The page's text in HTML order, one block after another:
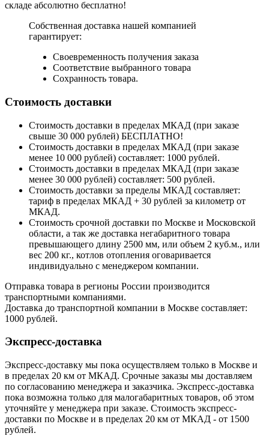
складе абсолютно бесплатно!
Собственная доставка нашей компанией
гарантирует:
Своевременность получения заказа
Соответствие выбранного товара
Сохранность товара.
Стоимость доставки
Стоимость доставки в пределах МКАД (при заказе
свыше 30 000 рублей) БЕСПЛАТНО!
Стоимость доставки в пределах МКАД (при заказе
менее 10 000 рублей) составляет: 1000 рублей.
Стоимость доставки в пределах МКАД (при заказе
менее 30 000 рублей) составляет: 500 рублей.
Стоимость доставки за пределы МКАД составляет:
тариф в пределах МКАД + 30 рублей за километр от
МКАД.
Стоимость срочной доставки по Москве и Московской
области, а так же доставка негабаритного товара
превышающего длину 2500 мм, или объем 2 куб.м., или
вес 200 кг., котлов отопления оговаривается
индивидуально с менеджером компании.
Отправка товара в регионы России производится
транспортными компаниями.
Доставка до транспортной компании в Москве составляет:
1000 рублей.
Экспресс-доставка
Экспресс-доставку мы пока осуществляем только в Москве и
в пределах 20 км от МКАД. Срочные заказы мы доставляем
по согласованию менеджера и заказчика. Экспресс-доставка
пока возможна только для малогабаритных товаров, об этом
уточняйте у менеджера при заказе. Стоимость экспресс-
доставки по Москве и в пределах 20 км от МКАД - от 1500
рублей.